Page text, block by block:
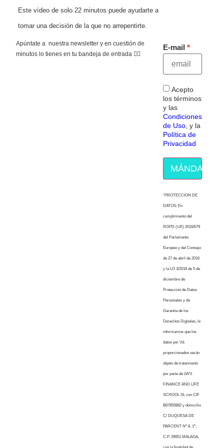
Este vídeo de solo 22 minutos puede ayudarte a
tomar una decisión de la que no arrepentirte.
Apúntate a nuestra newsletter y en cuestión de
minutos lo tienes en tu bandeja de entrada 👇🏻
E-mail
Acepto
los términos
y las
Condiciones
de Uso, y la
Política de
Privacidad
MÁNDAME
“PROTECCION DE
DATOS: En
cumplimiento del
RGPD (UE) 2016/679
del Parlamento
Europeo y del Consejo
de 27 de abril de 2016
y la LO 3/2018 de 5 de
diciembre de
Protección de Datos
Personales y de
Garantía de los
Derechos Digitales, le
informamos que los
datos por Vd.
proporcionados serán
objeto de tratamiento
por parte de LWS
FINANCE AND LIFE
SCHOOL SL con CIF
B67855882 y domicilio
C/ DUQUESA DE
PARCENT Nº 8, 1º,
C.P. 29001 MALAGA,